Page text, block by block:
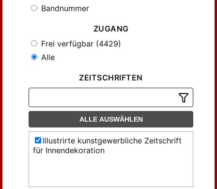
Bandnummer
ZUGANG
Frei verfügbar (4429)
Alle
ZEITSCHRIFTEN
ALLE AUSWÄHLEN
Illustrirte kunstgewerbliche Zeitschrift
für Innendekoration